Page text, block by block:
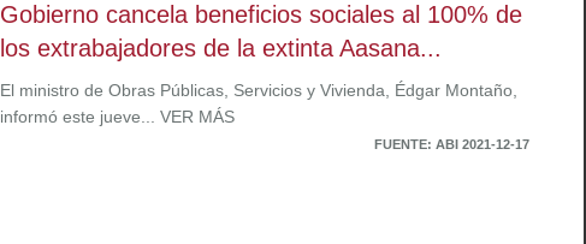
Gobierno cancela beneficios sociales al 100% de
los extrabajadores de la extinta Aasana...
El ministro de Obras Públicas, Servicios y Vivienda, Édgar Montaño,
informó este jueve... VER MÁS
FUENTE: ABI 2021-12-17